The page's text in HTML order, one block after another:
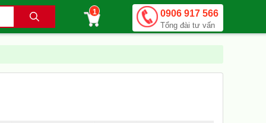
1 0906 917 566
Tổng đài tư vấn